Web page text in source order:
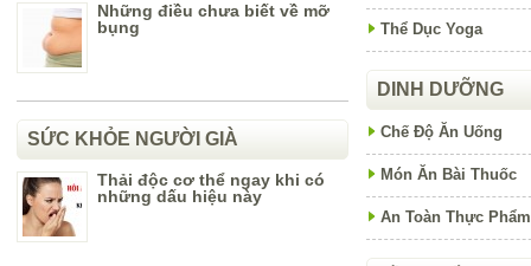
Những điều chưa biết về mỡ
bụng
SỨC KHỎE NGƯỜI GIÀ
Thải độc cơ thể ngay khi có
những dấu hiệu này
Thể Dục Yoga
DINH DƯỠNG
Chế Độ Ăn Uống
Món Ăn Bài Thuốc
An Toàn Thực Phẩm